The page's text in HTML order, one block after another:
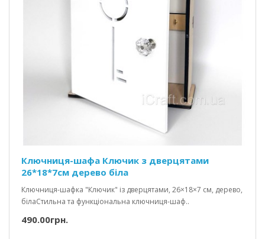
Ключниця-шафа Ключик з дверцятами
26*18*7см дерево біла
Ключниця-шафка "Ключик" із дверцятами, 26×18×7 см, дерево,
білаСтильна та функціональна ключниця-шаф..
490.00грн.